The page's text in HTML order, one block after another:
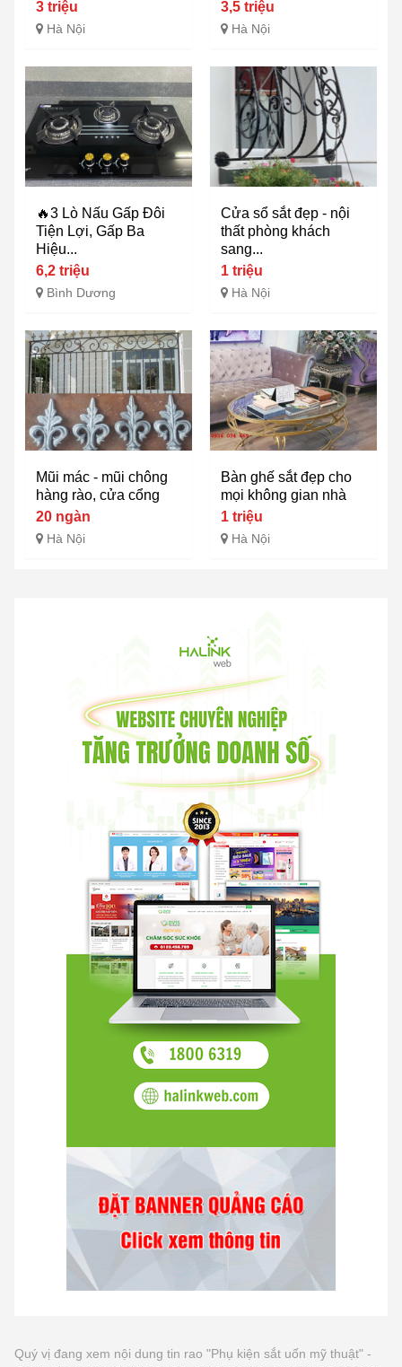
3 triệu
Hà Nội
3,5 triệu
Hà Nội
🔥3 Lò Nấu Gấp Đôi
Tiện Lợi, Gấp Ba
Hiệu...
6,2 triệu
Bình Dương
Cửa sổ sắt đẹp - nội
thất phòng khách
sang...
1 triệu
Hà Nội
Mũi mác - mũi chông
hàng rào, cửa cổng
20 ngàn
Hà Nội
Bàn ghế sắt đẹp cho
mọi không gian nhà
1 triệu
Hà Nội
Quý vị đang xem nội dung tin rao "Phụ kiện sắt uốn mỹ thuật" -